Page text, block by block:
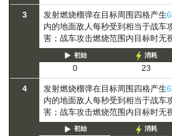
3 发射燃烧榴弹在目标周围四格产生6
内的地面敌人每秒受到相当于战车
害；战车攻击燃烧范围内目标时无
初始
0
消耗
23
4 发射燃烧榴弹在目标周围四格产生6
内的地面敌人每秒受到相当于战车
害；战车攻击燃烧范围内目标时无
初始 消耗